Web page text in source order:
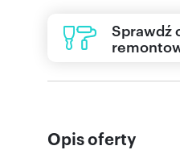
Sprawdź
Opis oferty